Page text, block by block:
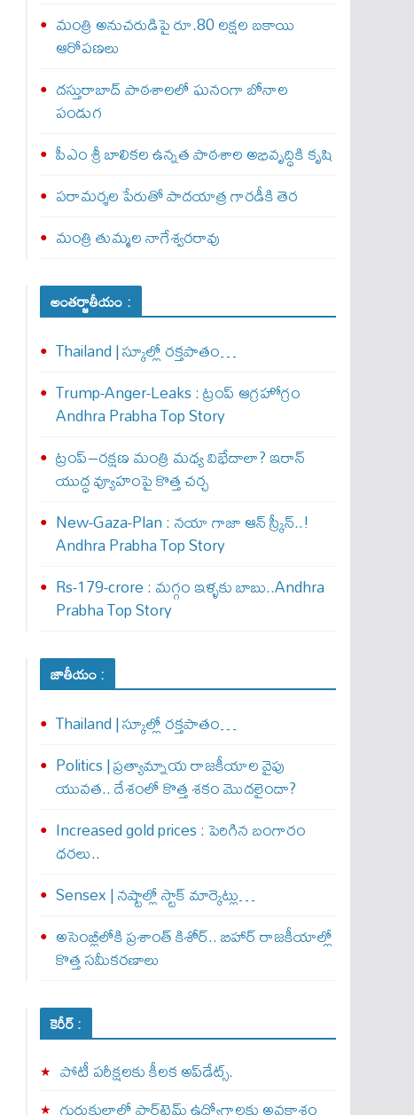
మంత్రి అనుచరుడిపై రూ.80 లక్షల బకాయి
ఆరోపణలు
దస్తురాబాద్ పాఠశాలలో ఘనంగా బోనాల
పండుగ
పీఎం శ్రీ బాలికల ఉన్నత పాఠశాల అభివృద్ధికి కృషి
పరామర్శల పేరుతో పాదయాత్ర గారడీకి తెర
మంత్రి తుమ్మల నాగేశ్వరరావు
అంతర్జాతీయం :
Thailand | స్కూల్లో రక్తపాతం…
Trump-Anger-Leaks : ట్రంప్ ఆగ్ర‌హోగ్రం
Andhra Prabha Top Story
ట్రంప్–రక్షణ మంత్రి మధ్య విభేదాలా? ఇరాన్
యుద్ధ వ్యూహంపై కొత్త చర్చ
New-Gaza-Plan : న‌యా గాజా ఆన్ స్క్రీన్‌..!
Andhra Prabha Top Story
Rs-179-crore : మ‌గ్గం ఇళ్ళ‌కు బాబు..Andhra
Prabha Top Story
జాతీయం :
Thailand | స్కూల్లో రక్తపాతం…
Politics | ప్రత్యామ్నాయ రాజకీయాల వైపు
యువత.. దేశంలో కొత్త శకం మొదలైందా?
Increased gold prices : పెరిగిన బంగారం
ధరలు..
Sensex | నష్టాల్లో స్టాక్ మార్కెట్లు…
అసెంబ్లీలోకి ప్రశాంత్ కిశోర్.. బిహార్ రాజకీయాల్లో
కొత్త సమీకరణాలు
కెరీర్ :
పోటీ పరీక్షలకు కీలక అప్‌డేట్స్.